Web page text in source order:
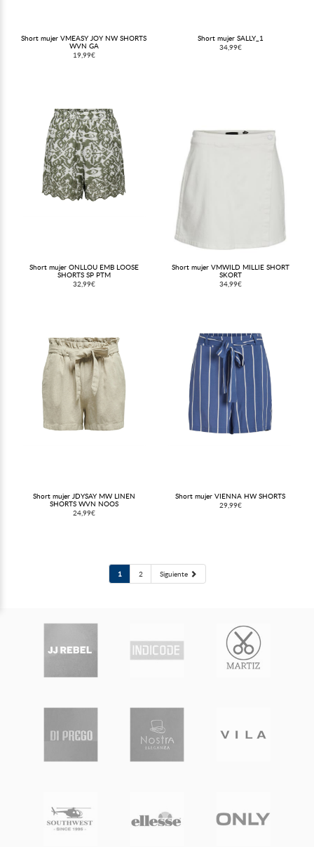
Short mujer VMEASY JOY NW SHORTS
WVN GA
19,99€
Short mujer SALLY_1
34,99€
Short mujer ONLLOU EMB LOOSE
SHORTS SP PTM
32,99€
Short mujer VMWILD MILLIE SHORT
SKORT
34,99€
Short mujer JDYSAY MW LINEN
SHORTS WVN NOOS
24,99€
Short mujer VIENNA HW SHORTS
29,99€
1 2 Siguiente